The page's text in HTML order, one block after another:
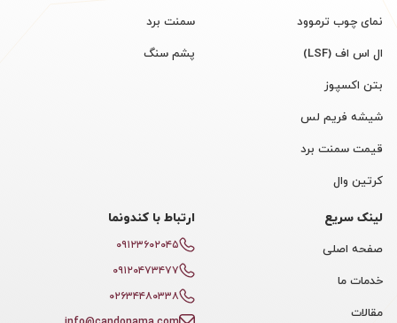
نمای چوب ترموود
ال اس اف (LSF)
بتن اکسپوز
شیشه فریم لس
قیمت سمنت برد
کرتین وال
سمنت برد
پشم سنگ
لینک سریع
صفحه اصلی
خدمات ما
مقالات
ارتباط با کندونما
۰۹۱۲۳۶۰۲۰۴۵
۰۹۱۲۰۴۷۳۴۷۷
۰۲۶۳۴۴۸۰۳۳۸